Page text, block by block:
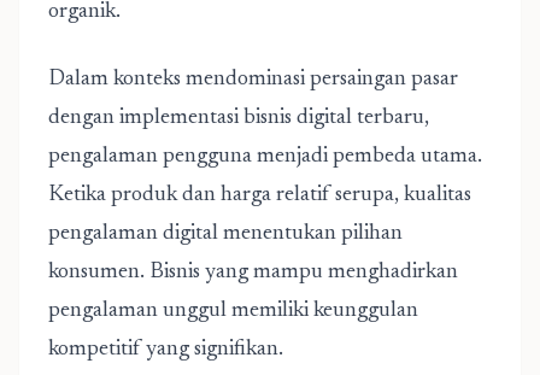
organik.
Dalam konteks mendominasi persaingan pasar
dengan implementasi bisnis digital terbaru,
pengalaman pengguna menjadi pembeda utama.
Ketika produk dan harga relatif serupa, kualitas
pengalaman digital menentukan pilihan
konsumen. Bisnis yang mampu menghadirkan
pengalaman unggul memiliki keunggulan
kompetitif yang signifikan.